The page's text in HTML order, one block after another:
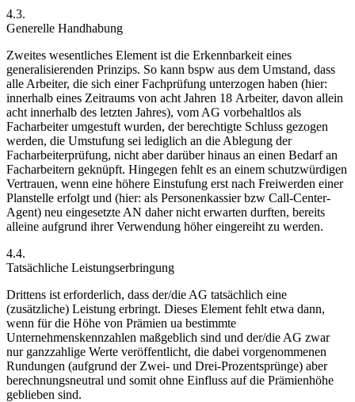
4.3.
Generelle Handhabung
Zweites wesentliches Element ist die Erkennbarkeit eines
generalisierenden Prinzips. So kann bspw aus dem Umstand, dass
alle Arbeiter, die sich einer Fachprüfung unterzogen haben (hier:
innerhalb eines Zeitraums von acht Jahren 18 Arbeiter, davon allein
acht innerhalb des letzten Jahres), vom AG vorbehaltlos als
Facharbeiter umgestuft wurden, der berechtigte Schluss gezogen
werden, die Umstufung sei lediglich an die Ablegung der
Facharbeiterprüfung, nicht aber darüber hinaus an einen Bedarf an
Facharbeitern geknüpft. Hingegen fehlt es an einem schutzwürdigen
Vertrauen, wenn eine höhere Einstufung erst nach Freiwerden einer
Planstelle erfolgt und (hier: als Personenkassier bzw Call-Center-
Agent) neu eingesetzte AN daher nicht erwarten durften, bereits
alleine aufgrund ihrer Verwendung höher eingereiht zu werden.
4.4.
Tatsächliche Leistungserbringung
Drittens ist erforderlich, dass der/die AG tatsächlich eine
(zusätzliche) Leistung erbringt. Dieses Element fehlt etwa dann,
wenn für die Höhe von Prämien ua bestimmte
Unternehmenskennzahlen maßgeblich sind und der/die AG zwar
nur ganzzahlige Werte veröffentlicht, die dabei vorgenommenen
Rundungen (aufgrund der Zwei- und Drei-Prozentsprünge) aber
berechnungsneutral und somit ohne Einfluss auf die Prämienhöhe
geblieben sind.